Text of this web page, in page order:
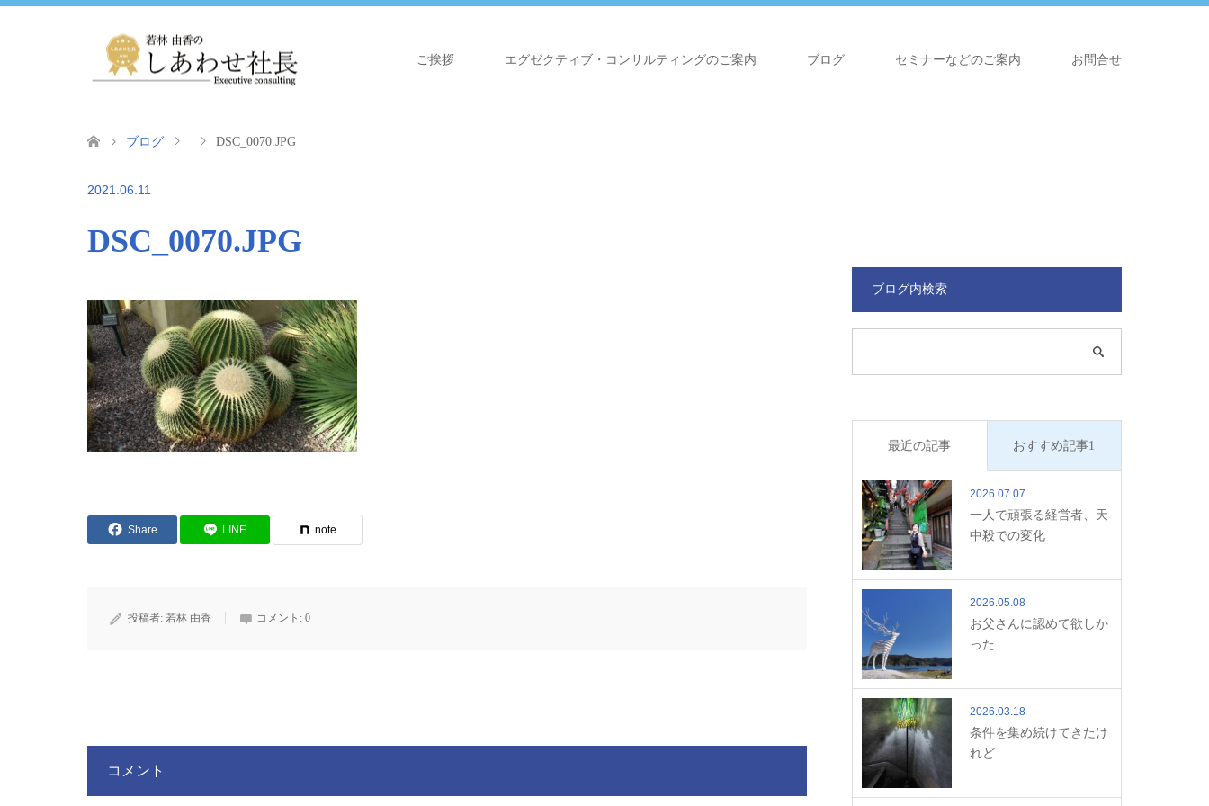
ご挨拶 エグゼクティブ・コンサルティングのご案内 ブログ セミナーなどのご案内 お問合せ
ブログ DSC_0070.JPG
2021.06.11
DSC_0070.JPG
Share LINE note
投稿者: 若林 由香 コメント: 0
コメント
ブログ内検索
最近の記事 おすすめ記事1
2026.07.07
一人で頑張る経営者、天
中殺での変化
2026.05.08
お父さんに認めて欲しか
った
2026.03.18
条件を集め続けてきたけ
れど…